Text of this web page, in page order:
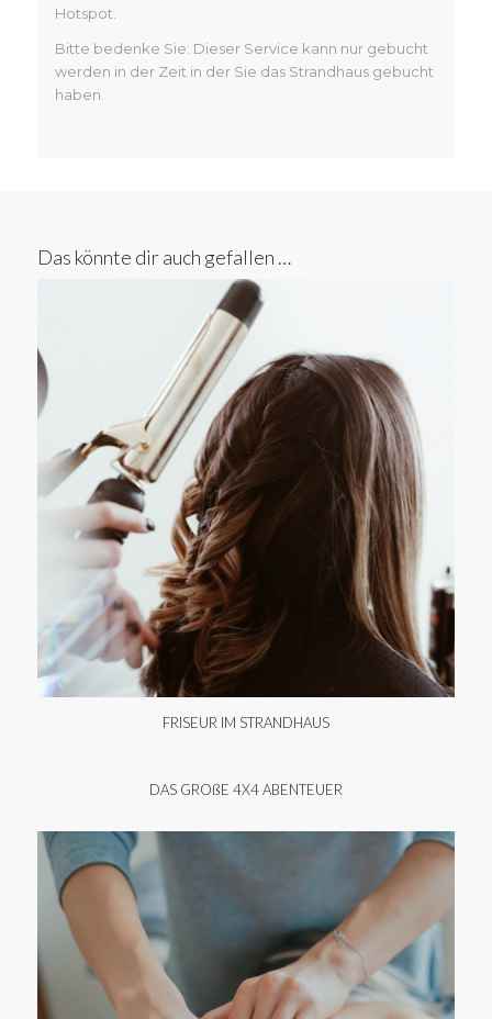
Hotspot.
Bitte bedenke Sie: Dieser Service kann nur gebucht
werden in der Zeit in der Sie das Strandhaus gebucht
haben.
Das könnte dir auch gefallen …
FRISEUR IM STRANDHAUS
DAS GROßE 4X4 ABENTEUER